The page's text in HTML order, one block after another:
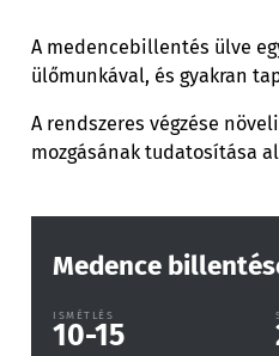
A medencebillentés ülve
ülőmunkával, és gyakran
A rendszeres végzése
mozgásának tudatosítása
Medence
ISMÉTLÉS
10-15